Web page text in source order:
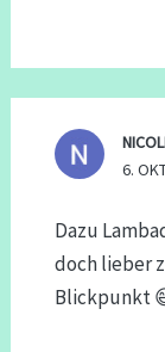
6.
Dazu
doch lieber
Blickpunkt